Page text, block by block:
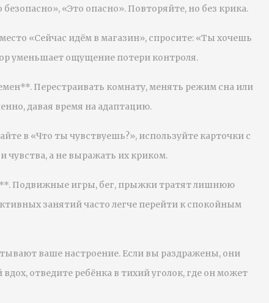
«Это опасно». Повторяйте, но без крика.
«Сейчас идём в магазин», спросите: «Ты хочешь
уменьшает ощущение потери контроля.
Перестраивать комнату, менять режим сна или
давая время на адаптацию.
в «Что ты чувствуешь?», используйте карточки с
чувства, а не выражать их криком.
Подвижные игры, бег, прыжки тратят лишнюю
занятий часто легче перейти к спокойным
ваше настроение. Если вы раздражены, они
отведите ребёнка в тихий уголок, где он может